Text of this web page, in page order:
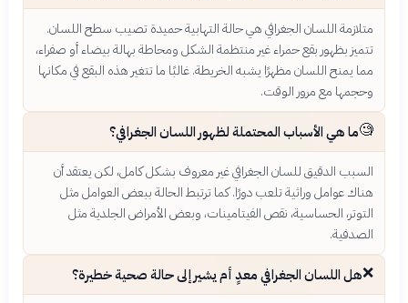
متلازمة اللسان الجغرافي هي حالة التهابية حميدة تصيب سطح اللسان.
تتميز بظهور بقع حمراء غير منتظمة الشكل ومحاطة بهالة بيضاء أو صفراء،
مما يمنح اللسان مظهرًا يشبه الخريطة. غالبًا ما تتغير هذه البقع في مكانها
وحجمها مع مرور الوقت.
🧐ما هي الأسباب المحتملة لظهور اللسان الجغرافي؟
السبب الدقيق للسان الجغرافي غير معروف بشكل كامل، لكن يعتقد أن
هناك عوامل وراثية تلعب دورًا. كما ترتبط الحالة ببعض العوامل مثل
التوتر، الحساسية، نقص الفيتامينات، وبعض الأمراض الجلدية مثل
الصدفية.
❌هل اللسان الجغرافي معدٍ أم يشير إلى حالة صحية خطيرة؟